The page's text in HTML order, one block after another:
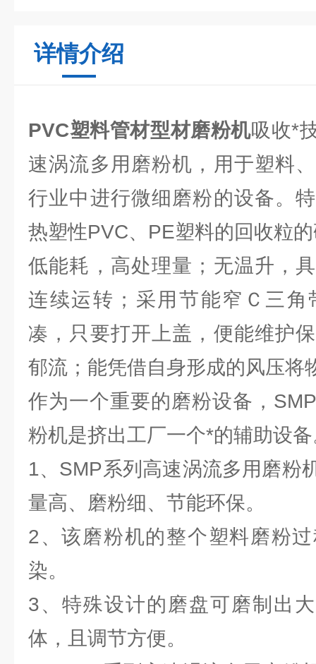
详情介绍
PVC塑料管材型材磨粉机吸收*
速涡流多用磨粉机，用于塑料
行业中进行微细磨粉的设备。
热塑性PVC、PE塑料的回收粒
低能耗，高处理量；无温升，
连续运转；采用节能窄Ｃ三角
凑，只要打开上盖，便能维护
郁流；能凭借自身形成的风压将
作为一个重要的磨粉设备，
粉机是挤出工厂一个*的辅助设
1、SMP系列高速涡流多用磨粉
量高、磨粉细、节能环保。
2、该磨粉机的整个塑料磨粉
染。
3、特殊设计的磨盘可磨制出
体，且调节方便。